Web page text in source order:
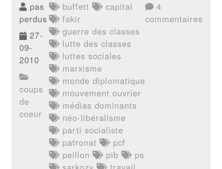
pas
perdus
27-
09-
2010
coups
de
coeur
buffett
capital
fakir
guerre des classes
lutte des classes
luttes sociales
marxisme
monde diplomatique
mouvement ouvrier
médias dominants
néo-libéralisme
parti socialiste
patronat
pcf
peillon
pib
ps
4
commentaires